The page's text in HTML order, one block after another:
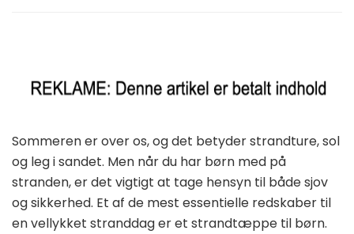
Sommeren er over os, og det betyder strandture, sol
og leg i sandet. Men når du har børn med på
stranden, er det vigtigt at tage hensyn til både sjov
og sikkerhed. Et af de mest essentielle redskaber til
en vellykket stranddag er et strandtæppe til børn.